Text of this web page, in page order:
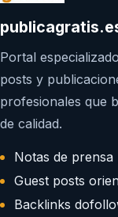
Portal
posts y
profesionales que
de calidad.
Notas de
Guest posts
Backlinks